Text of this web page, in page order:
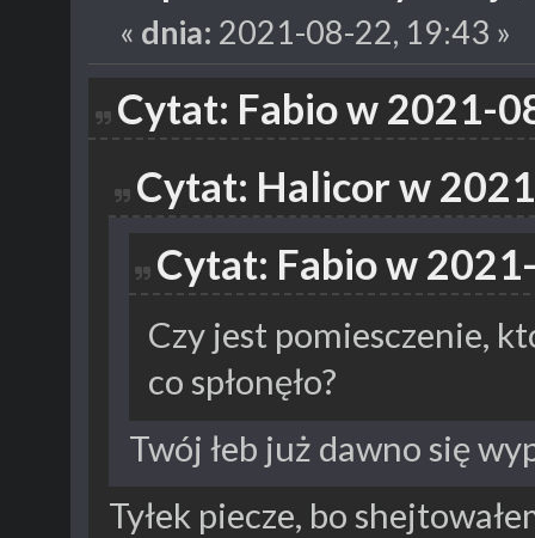
« dnia: 2021-08-22, 19:43 »
Cytat: Fabio w 2021-
Cytat: Halicor w
Cytat: Fabio w
Czy jest pomiesczenie,
co spłonęło?
Twój łeb już dawno się
Tyłek piecze, bo